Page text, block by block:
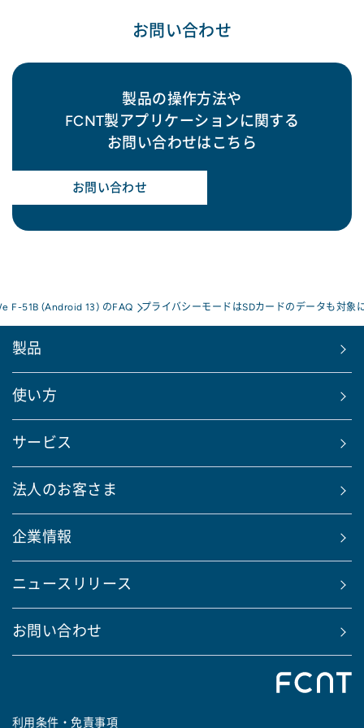
お問い合わせ
製品の操作方法や
FCNT製アプリケーションに関する
お問い合わせはこちら
お問い合わせ
F-51B (Android 13) のFAQ プライバシーモードはSDカードのデータも対象
製品
使い方
サービス
法人のお客さま
企業情報
ニュースリリース
お問い合わせ
利用条件・免責事項